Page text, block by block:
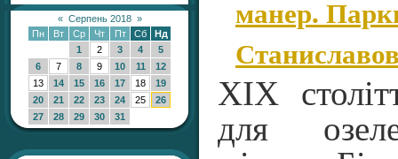
« Серпень 2018 »
Пн
Вт Ср Чт Пт Сб
Нд
1
2 3 4
5
6
7 8 9 10 11
12
13
14 15 16 17 18
19
20
21 22 23 24 25
26
27
28 29 30 31
манер.
ХІХ
для